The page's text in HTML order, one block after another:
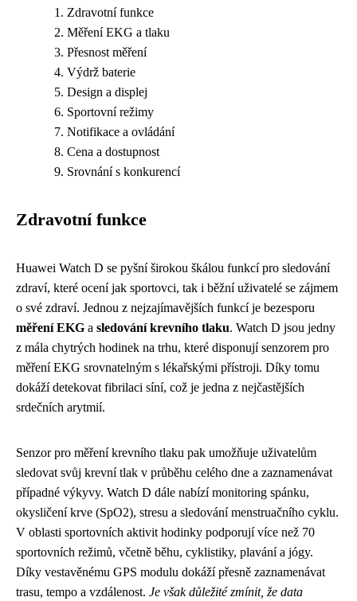
Zdravotní funkce
Měření EKG a tlaku
Přesnost měření
Výdrž baterie
Design a displej
Sportovní režimy
Notifikace a ovládání
Cena a dostupnost
Srovnání s konkurencí
Zdravotní funkce
Huawei Watch D se pyšní širokou škálou funkcí pro sledování
zdraví, které ocení jak sportovci, tak i běžní uživatelé se zájmem
o své zdraví. Jednou z nejzajímavějších funkcí je bezesporu
měření EKG a sledování krevního tlaku. Watch D jsou jedny
z mála chytrých hodinek na trhu, které disponují senzorem pro
měření EKG srovnatelným s lékařskými přístroji. Díky tomu
dokáží detekovat fibrilaci síní, což je jedna z nejčastějších
srdečních arytmií.
Senzor pro měření krevního tlaku pak umožňuje uživatelům
sledovat svůj krevní tlak v průběhu celého dne a zaznamenávat
případné výkyvy. Watch D dále nabízí monitoring spánku,
okysličení krve (SpO2), stresu a sledování menstruačního cyklu.
V oblasti sportovních aktivit hodinky podporují více než 70
sportovních režimů, včetně běhu, cyklistiky, plavání a jógy.
Díky vestavěnému GPS modulu dokáží přesně zaznamenávat
trasu, tempo a vzdálenost. Je však důležité zmínit, že data